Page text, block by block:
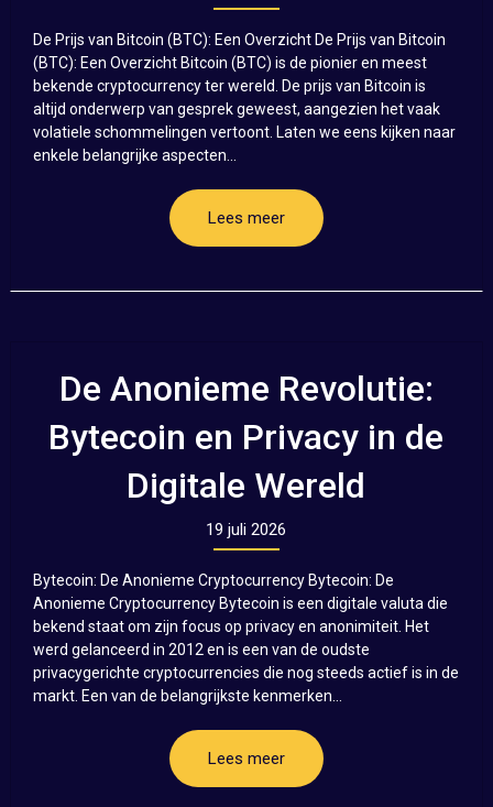
De Prijs van Bitcoin (BTC): Een Overzicht De Prijs van Bitcoin
(BTC): Een Overzicht Bitcoin (BTC) is de pionier en meest
bekende cryptocurrency ter wereld. De prijs van Bitcoin is
altijd onderwerp van gesprek geweest, aangezien het vaak
volatiele schommelingen vertoont. Laten we eens kijken naar
enkele belangrijke aspecten...
Lees meer
De Anonieme Revolutie:
Bytecoin en Privacy in de
Digitale Wereld
19 juli 2026
Bytecoin: De Anonieme Cryptocurrency Bytecoin: De
Anonieme Cryptocurrency Bytecoin is een digitale valuta die
bekend staat om zijn focus op privacy en anonimiteit. Het
werd gelanceerd in 2012 en is een van de oudste
privacygerichte cryptocurrencies die nog steeds actief is in de
markt. Een van de belangrijkste kenmerken...
Lees meer